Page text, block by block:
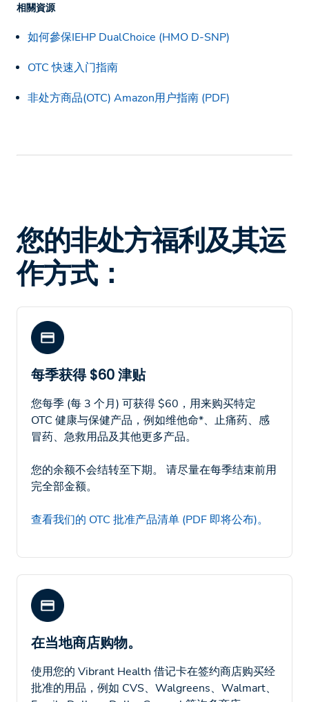
相關資源
如何參保IEHP DualChoice (HMO D-SNP)
OTC 快速入门指南
非处方商品(OTC) Amazon用户指南 (PDF)
您的非处方福利及其运
作方式：
每季获得 $60 津贴
您每季 (每 3 个月) 可获得 $60，用来购买特定
OTC 健康与保健产品，例如维他命*、止痛药、感
冒药、急救用品及其他更多产品。
您的余额不会结转至下期。 请尽量在每季结束前用
完全部金额。
查看我们的 OTC 批准产品清单 (PDF 即将公布)。
在当地商店购物。
使用您的 Vibrant Health 借记卡在签约商店购买经
批准的用品，例如 CVS、Walgreens、Walmart、